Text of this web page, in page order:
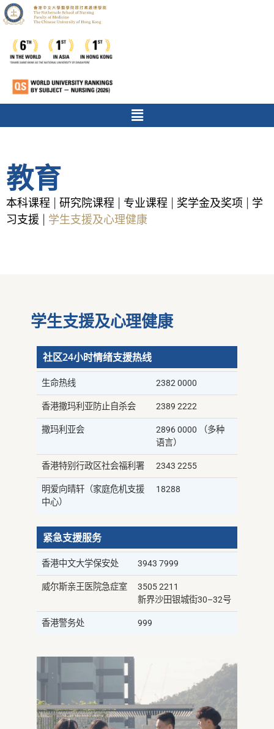
教育
本科课程 研究院课程 专业课程 奖学金及奖项
学
习支援
学生支援及心理健康
学生支援及心理健康
社区24小时情绪支援热线
生命热线 2382 0000
香港撒玛利亚防止自杀会 2389 2222
撒玛利亚会
2896 0000 （多种
语言）
香港特别行政区社会福利署 2343 2255
明爱向晴轩（家庭危机支援
中心）
18288
紧急支援服务
香港中文大学保安处 3943 7999
威尔斯亲王医院急症室
3505 2211
新界沙田银城街30–32号
香港警务处 999